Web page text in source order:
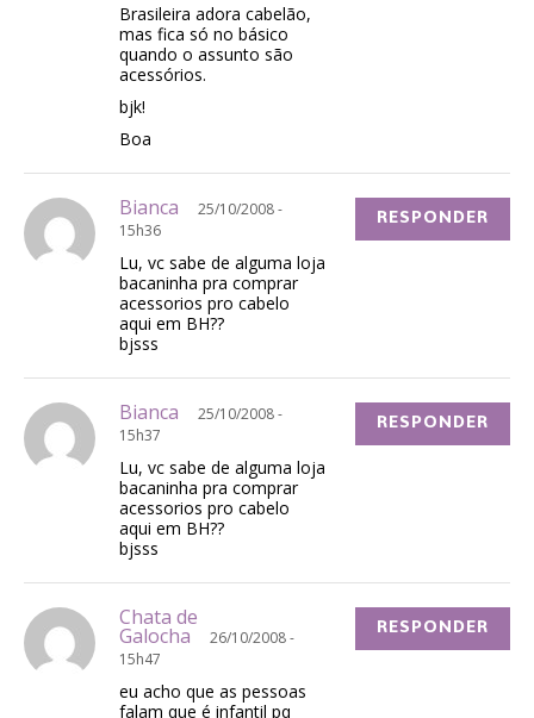
Brasileira adora cabelão,
mas fica só no básico
quando o assunto são
acessórios.
bjk!
Boa
Bianca
25/10/2008 -
15h36
Lu, vc sabe de alguma loja
bacaninha pra comprar
acessorios pro cabelo
aqui em BH??
bjsss
RESPONDER
Bianca
25/10/2008 -
15h37
Lu, vc sabe de alguma loja
bacaninha pra comprar
acessorios pro cabelo
aqui em BH??
bjsss
RESPONDER
Chata de
Galocha
26/10/2008 -
15h47
eu acho que as pessoas
falam que é infantil pq
RESPONDER